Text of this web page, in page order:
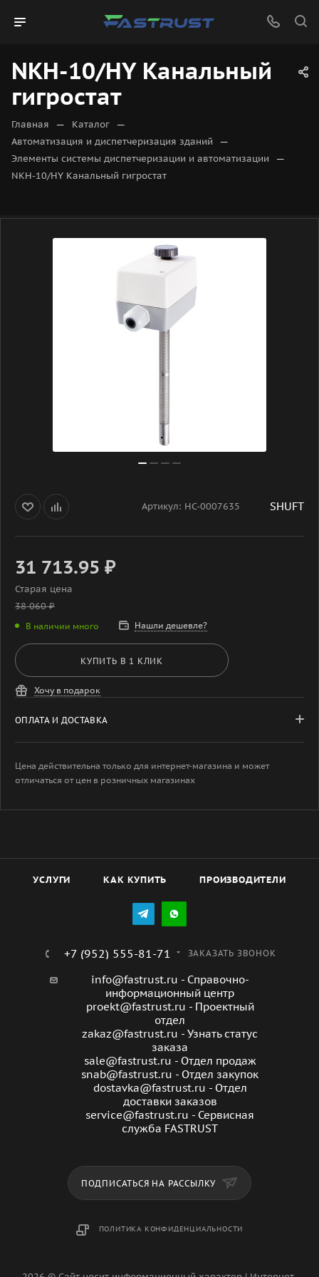
NKH-10/HY Канальный
гигростат
Главная — Каталог —
Автоматизация и диспетчеризация зданий —
Элементы системы диспетчеризации и автоматизации —
NKH-10/HY Канальный гигростат
Артикул: НС-0007635 SHUFT
31 713.95 ₽
Старая цена
38 060₽
В наличии много Нашли дешевле?
КУПИТЬ В 1 КЛИК
Хочу в подарок
ОПЛАТА И ДОСТАВКА
Цена действительна только для интернет-магазина и может
отличаться от цен в розничных магазинах
УСЛУГИ КАК КУПИТЬ ПРОИЗВОДИТЕЛИ
+7 (952) 555-81-71 ЗАКАЗАТЬ ЗВОНОК
info@fastrust.ru - Справочно-
информационный центр
proekt@fastrust.ru - Проектный
отдел
zakaz@fastrust.ru - Узнать статус
заказа
sale@fastrust.ru - Отдел продаж
snab@fastrust.ru - Отдел закупок
dostavka@fastrust.ru - Отдел
доставки заказов
service@fastrust.ru - Сервисная
служба FASTRUST
ПОДПИСАТЬСЯ НА РАССЫЛКУ
ПОЛИТИКА КОНФИДЕНЦИАЛЬНОСТИ